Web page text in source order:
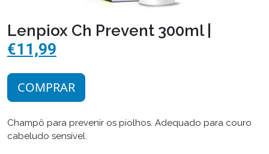
Lenpiox Ch Prevent 300ml |
€11,99
COMPRAR
Champô para prevenir os piolhos. Adequado para couro
cabeludo sensível.